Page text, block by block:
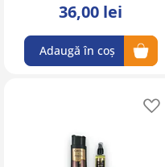
36,00 lei
Adaugă în coș